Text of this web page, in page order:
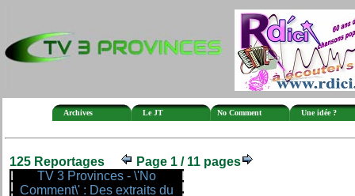
Archives Le JT No Comment Une idée ?
125 Reportages
Page 1 / 11 pages
TV 3 Provinces - \'No
Comment\' : Des extraits du